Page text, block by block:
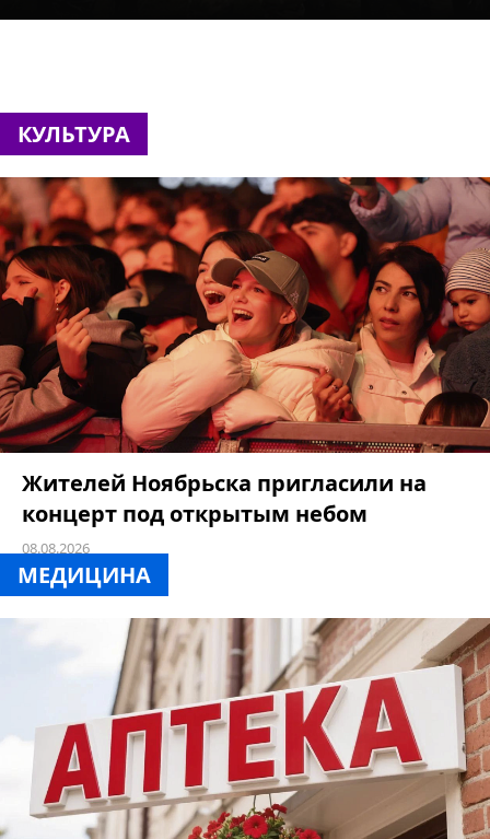
КУЛЬТУРА
Жителей Ноябрьска пригласили на
концерт под открытым небом
08.08.2026
МЕДИЦИНА